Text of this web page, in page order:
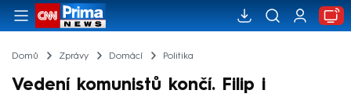
Domů Zprávy Domácí Politika
Vedení komunistů končí. Filip i